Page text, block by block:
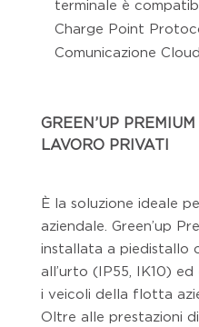
terminale è
Charge Point
Comunicazione
GREEN’UP
LAVORO PRIVATI
È la soluzione ideale
aziendale. Green’up
installata a piedistallo
all’urto (IP55, IK10)
i veicoli della flotta
Oltre alle prestazioni di